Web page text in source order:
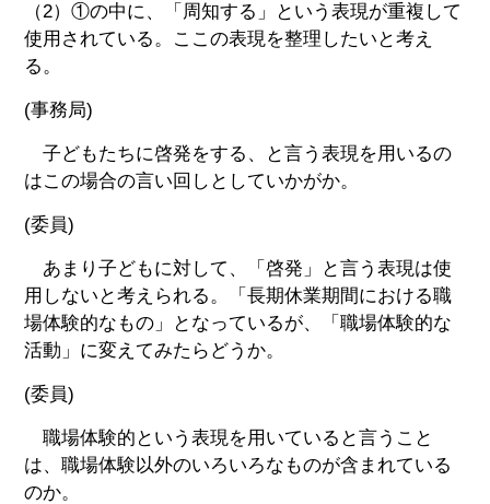
（2）①の中に、「周知する」という表現が重複して
使用されている。ここの表現を整理したいと考え
る。
(事務局)
子どもたちに啓発をする、と言う表現を用いるの
はこの場合の言い回しとしていかがか。
(委員)
あまり子どもに対して、「啓発」と言う表現は使
用しないと考えられる。「長期休業期間における職
場体験的なもの」となっているが、「職場体験的な
活動」に変えてみたらどうか。
(委員)
職場体験的という表現を用いていると言うこと
は、職場体験以外のいろいろなものが含まれている
のか。